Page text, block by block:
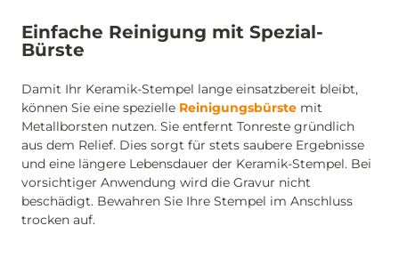
Einfache Reinigung mit Spezial-
Bürste
Damit Ihr Keramik-Stempel lange einsatzbereit bleibt,
können Sie eine spezielle Reinigungsbürste mit
Metallborsten nutzen. Sie entfernt Tonreste gründlich
aus dem Relief. Dies sorgt für stets saubere Ergebnisse
und eine längere Lebensdauer der Keramik-Stempel. Bei
vorsichtiger Anwendung wird die Gravur nicht
beschädigt. Bewahren Sie Ihre Stempel im Anschluss
trocken auf.